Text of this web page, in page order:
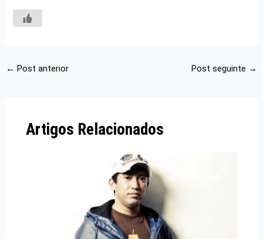
← Post anterior Post seguinte →
Artigos Relacionados